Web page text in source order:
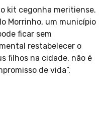
kit cegonha meritiense.
Morrinho, um município
ficar sem
restabelecer o
filhos na cidade, não é
de vida”,